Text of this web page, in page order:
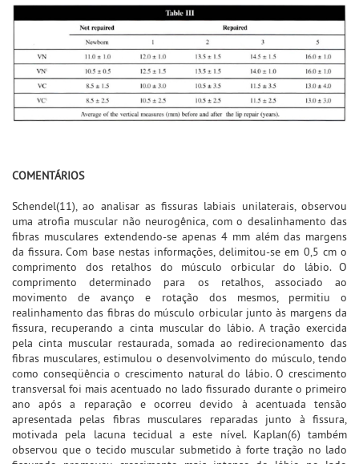
COMENTÁRIOS
Schendel(11), ao analisar as fissuras labiais unilaterais, observou
uma atrofia muscular não neurogênica, com o desalinhamento das
fibras musculares extendendo-se apenas 4 mm além das margens
da fissura. Com base nestas informações, delimitou-se em 0,5 cm o
comprimento dos retalhos do músculo orbicular do lábio. O
comprimento determinado para os retalhos, associado ao
movimento de avanço e rotação dos mesmos, permitiu o
realinhamento das fibras do músculo orbicular junto às margens da
fissura, recuperando a cinta muscular do lábio. A tração exercida
pela cinta muscular restaurada, somada ao redirecionamento das
fibras musculares, estimulou o desenvolvimento do músculo, tendo
como conseqüência o crescimento natural do lábio. O crescimento
transversal foi mais acentuado no lado fissurado durante o primeiro
ano após a reparação e ocorreu devido à acentuada tensão
apresentada pelas fibras musculares reparadas junto à fissura,
motivada pela lacuna tecidual a este nível. Kaplan(6) também
observou que o tecido muscular submetido à forte tração no lado